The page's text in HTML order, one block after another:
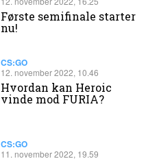
Første semifinale starter
nu!
CS:GO
12. november 2022, 10.46
​Hvordan kan Heroic
vinde mod FURIA?
CS:GO
11. november 2022, 19.59